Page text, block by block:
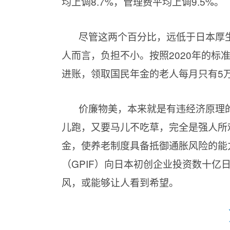
尽管这两个百分比，远低于日本
人而言，负担不小。按照2020年的标
进账，领取国民年金的老人每月只有5
价廉物美，本来就是有违经济原
儿跑，又要马儿不吃草，完全是强人
金，使养老制度具备抵御通胀风险的
（GPIF）向日本初创企业投资数十
风，或能够让人看到希望。